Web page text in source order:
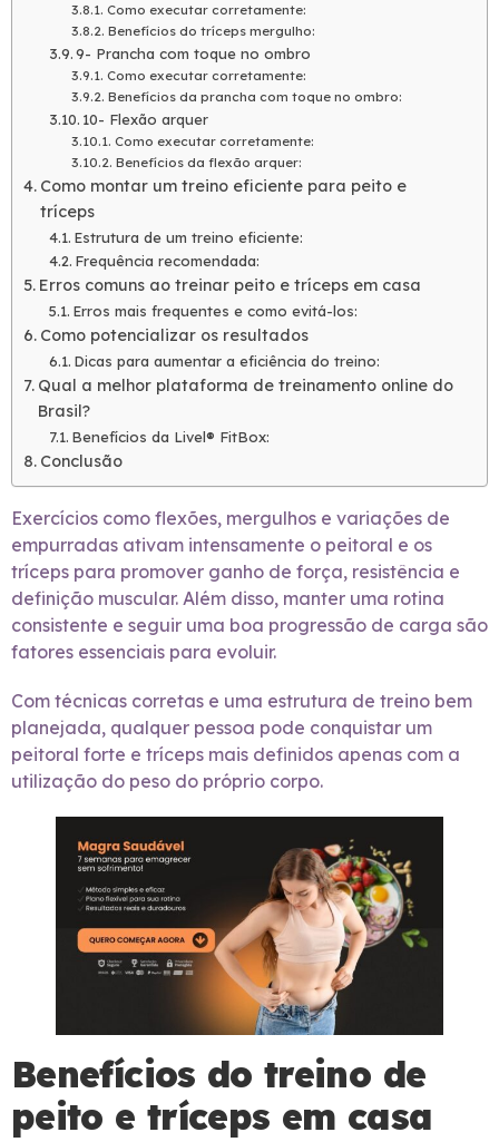
Como executar corretamente:
Benefícios do tríceps mergulho:
9- Prancha com toque no ombro
Como executar corretamente:
Benefícios da prancha com toque no ombro:
10- Flexão arquer
Como executar corretamente:
Benefícios da flexão arquer:
Como montar um treino eficiente para peito e
tríceps
Estrutura de um treino eficiente:
Frequência recomendada:
Erros comuns ao treinar peito e tríceps em casa
Erros mais frequentes e como evitá-los:
Como potencializar os resultados
Dicas para aumentar a eficiência do treino:
Qual a melhor plataforma de treinamento online do
Brasil?
Benefícios da Livel® FitBox:
Conclusão
Exercícios como flexões, mergulhos e variações de
empurradas ativam intensamente o peitoral e os
tríceps para promover ganho de força, resistência e
definição muscular. Além disso, manter uma rotina
consistente e seguir uma boa progressão de carga são
fatores essenciais para evoluir.
Com técnicas corretas e uma estrutura de treino bem
planejada, qualquer pessoa pode conquistar um
peitoral forte e tríceps mais definidos apenas com a
utilização do peso do próprio corpo.
Benefícios do treino de
peito e tríceps em casa